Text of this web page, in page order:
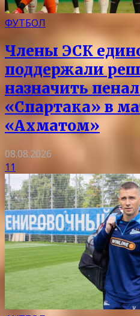
ФУТБОЛ
Члены ЭСК
поддержали
назначить
«Спартака» в
«Ахматом»
08.08.2026
11